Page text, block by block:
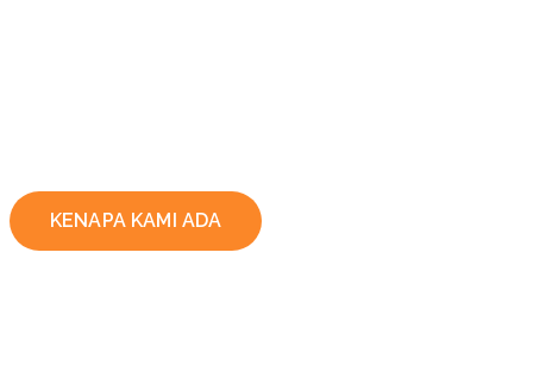
KENAPA KAMI ADA